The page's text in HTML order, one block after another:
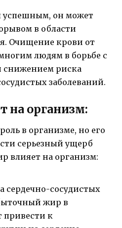
успешным, он может
в области
Очищение крови от
людям в борьбе с
снижением риска
заболеваний.
на организм:
в организме, но его
серьезный ущерб
влияет на организм:
сердечно-сосудистых
жир в
привести к